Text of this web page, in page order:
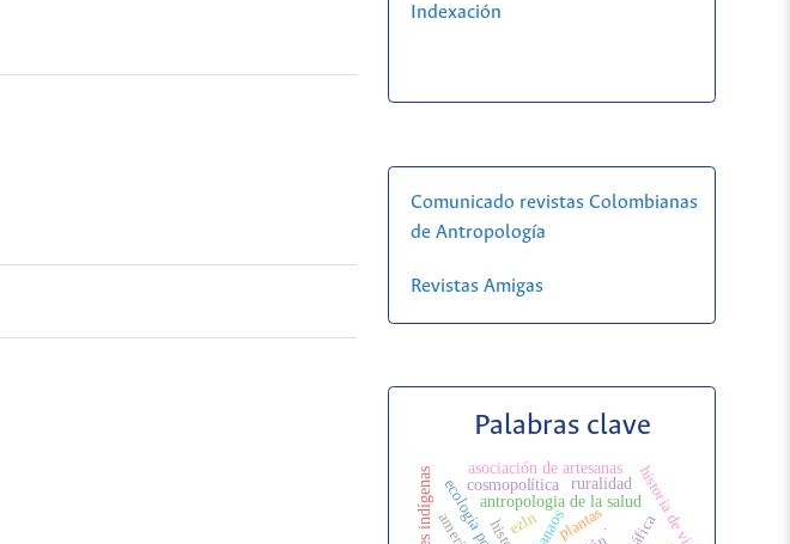
Indexación
Comunicado revistas Colombianas
de Antropología
Revistas Amigas
Palabras clave
historia de vida
ezln
antropologia de la salud
manaosplantas
cosmopolítica
asociación de artesanas
ruralidad
.